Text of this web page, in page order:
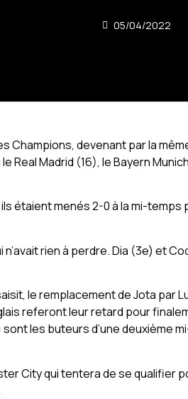
05/04/2022
Champions, devenant par la
Madrid (16), le Bayern
étaient menés 2-0 à la mi-temps
rien à perdre. Dia (3e) et
le remplacement de Jota par
referont leur retard pour
les buteurs d’une deuxième
City qui tentera de se qualifier